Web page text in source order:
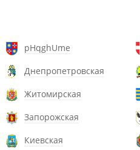
pHqghUme
Днепропетровская
Житомирская
Запорожская
Киевская